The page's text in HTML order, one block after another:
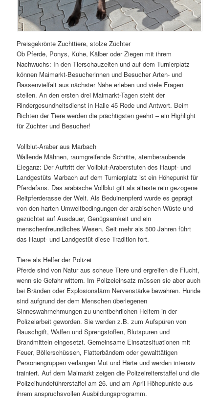
Preisgekrönte Zuchttiere, stolze Züchter
Ob Pferde, Ponys, Kühe, Kälber oder Ziegen mit ihrem
Nachwuchs: In den Tierschauzelten und auf dem Turnierplatz
können Maimarkt-Besucherinnen und Besucher Arten- und
Rassenvielfalt aus nächster Nähe erleben und viele Fragen
stellen. An den ersten drei Maimarkt-Tagen steht der
Rindergesundheitsdienst in Halle 45 Rede und Antwort. Beim
Richten der Tiere werden die prächtigsten geehrt – ein Highlight
für Züchter und Besucher!
Vollblut-Araber aus Marbach
Wallende Mähnen, raumgreifende Schritte, atemberaubende
Eleganz: Der Auftritt der Vollblut-Araberstuten des Haupt- und
Landgestüts Marbach auf dem Turnierplatz ist ein Höhepunkt für
Pferdefans. Das arabische Vollblut gilt als älteste rein gezogene
Reitpferderasse der Welt. Als Beduinenpferd wurde es geprägt
von den harten Umweltbedingungen der arabischen Wüste und
gezüchtet auf Ausdauer, Genügsamkeit und ein
menschenfreundliches Wesen. Seit mehr als 500 Jahren führt
das Haupt- und Landgestüt diese Tradition fort.
Tiere als Helfer der Polizei
Pferde sind von Natur aus scheue Tiere und ergreifen die Flucht,
wenn sie Gefahr wittern. Im Polizeieinsatz müssen sie aber auch
bei Bränden oder Explosionslärm Nervenstärke bewahren. Hunde
sind aufgrund der dem Menschen überlegenen
Sinneswahrnehmungen zu unentbehrlichen Helfern in der
Polizeiarbeit geworden. Sie werden z.B. zum Aufspüren von
Rauschgift, Waffen und Sprengstoffen, Blutspuren und
Brandmitteln eingesetzt. Gemeinsame Einsatzsituationen mit
Feuer, Böllerschüssen, Flatterbändern oder gewalttätigen
Personengruppen verlangen Mut und Härte und werden intensiv
trainiert. Auf dem Maimarkt zeigen die Polizeireiterstaffel und die
Polizeihundeführerstaffel am 26. und am April Höhepunkte aus
ihrem anspruchsvollen Ausbildungsprogramm.